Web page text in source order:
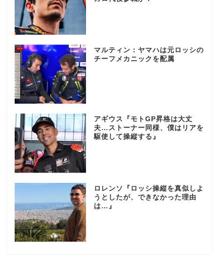
マルティン：ヤマハは元ロッシの
チーフメカニックを配属
アギウス『モトGP昇格は大丈
夫…ストーナー同様、僕はリアを
駆使して操縦する』
ロレンソ『ロッシ操縦を真似しよ
うとしたが、できなかった理由
は…』